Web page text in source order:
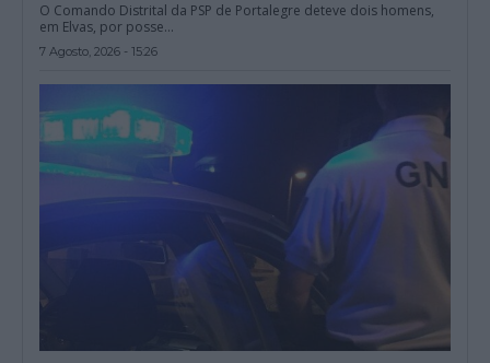
O Comando Distrital da PSP de Portalegre deteve dois homens,
em Elvas, por posse...
7 Agosto, 2026 - 15:26